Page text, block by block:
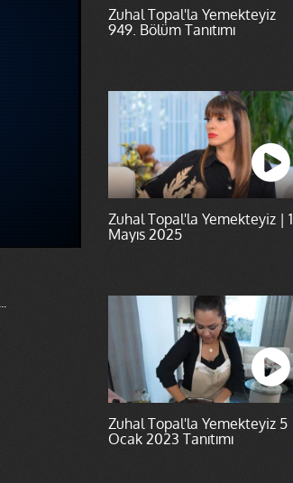
Zuhal Topal'la Yemekteyiz
949. Bölüm Tanıtımı
Zuhal Topal'la Yemekteyiz | 1
Mayıs 2025
Zuhal Topal'la Yemekteyiz 5
Ocak 2023 Tanıtımı